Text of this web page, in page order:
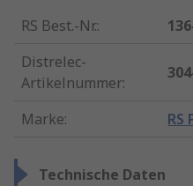
RS Best.-Nr.:
Distrelec-
Artikelnummer:
Marke: RS
Technische Daten